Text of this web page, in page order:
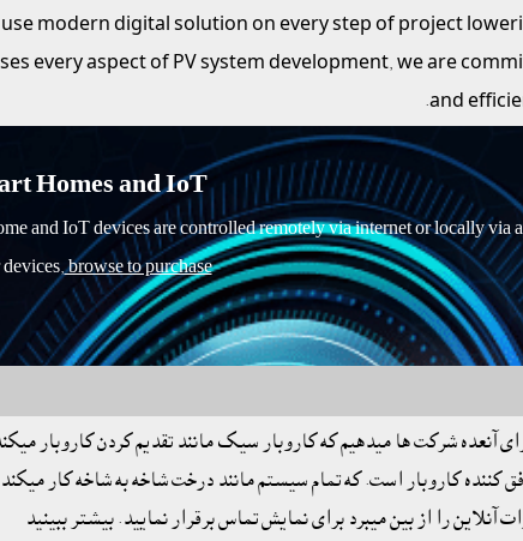
modern digital solution on every step of project
every aspect of PV system development, we are
and
Homes and IoT
and IoT devices are controlled remotely via internet or locally via
browse to purchase.
آنعده شرکت ها ميدهيم که کاروبار سيک مانند تقديم کردن
کننده کاروبار است. که تمام سيستم مانند درخت شاخه به شاخه کار
را از بين ميبرد براى نمايش تماس برقرار نماييد. بيشتر ببينيد